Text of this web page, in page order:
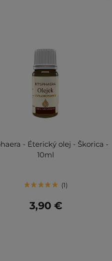
- Éterický olej - Škorica -
10ml
1
3,90 €